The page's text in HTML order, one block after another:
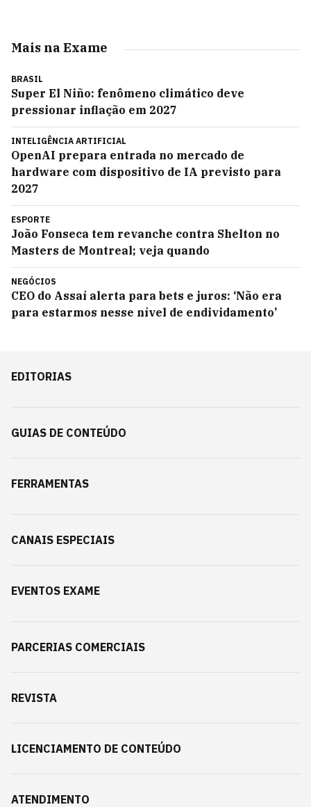
Mais na Exame
BRASIL
Super El Niño: fenômeno climático deve
pressionar inflação em 2027
INTELIGÊNCIA ARTIFICIAL
OpenAI prepara entrada no mercado de
hardware com dispositivo de IA previsto para
2027
ESPORTE
João Fonseca tem revanche contra Shelton no
Masters de Montreal; veja quando
NEGÓCIOS
CEO do Assaí alerta para bets e juros: ‘Não era
para estarmos nesse nível de endividamento’
EDITORIAS
GUIAS DE CONTEÚDO
FERRAMENTAS
CANAIS ESPECIAIS
EVENTOS EXAME
PARCERIAS COMERCIAIS
REVISTA
LICENCIAMENTO DE CONTEÚDO
ATENDIMENTO